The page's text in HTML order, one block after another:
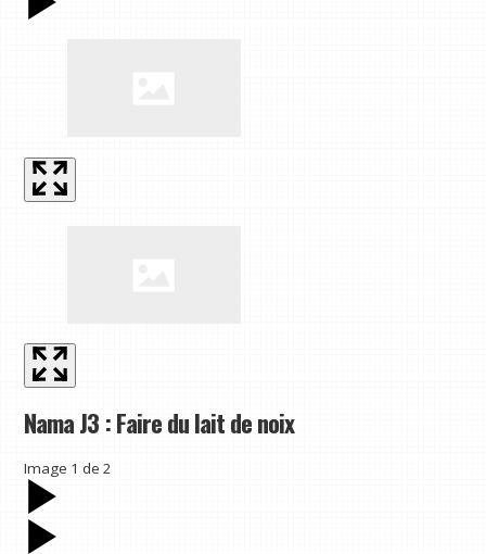
Nama J3 : Faire du lait de noix
Image 1 de2